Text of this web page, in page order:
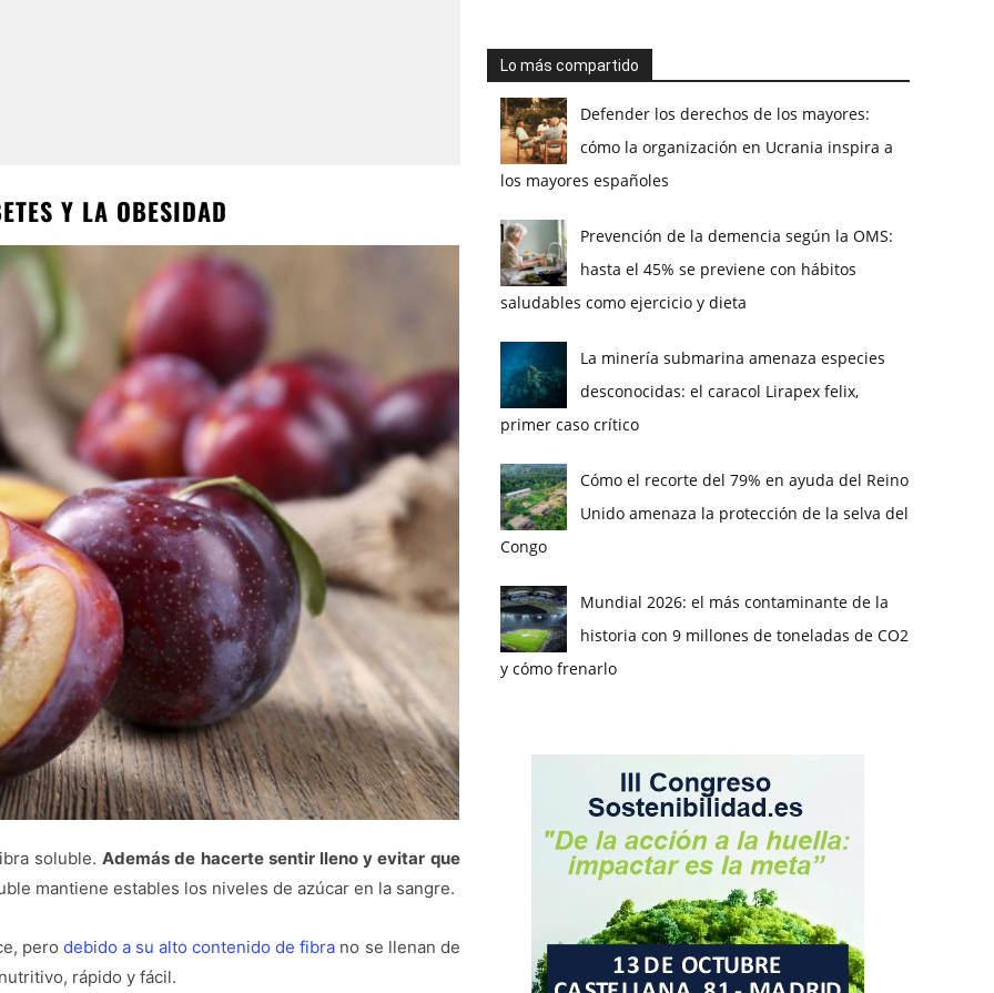
Y LA OBESIDAD
soluble.Además de hacerte sentir lleno y evitar que
mantiene estables los niveles de azúcar en la sangre.
pero debido a su alto contenido de fibra no se llenan de
rápido y fácil.
Lo más compartido
Defender los derechos de los mayores:
cómo la organización en Ucrania inspira a
los mayores españoles
Prevención de la demencia según la OMS:
hasta el 45% se previene con hábitos
saludables como ejercicio y dieta
La minería submarina amenaza especies
desconocidas: el caracol Lirapex felix,
primer caso crítico
Cómo el recorte del 79% en ayuda del Reino
Unido amenaza la protección de la selva del
Congo
Mundial 2026: el más contaminante de la
historia con 9 millones de toneladas de CO2
y cómo frenarlo